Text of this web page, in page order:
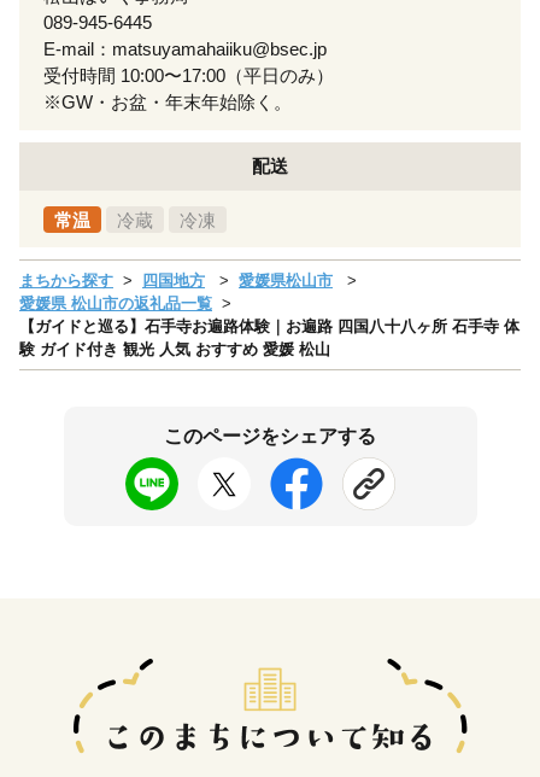
089-945-6445
E-mail：matsuyamahaiiku@bsec.jp
受付時間 10:00〜17:00（平日のみ）
※GW・お盆・年末年始除く。
配送
常温 冷蔵 冷凍
まちから探す 四国地方
愛媛県松山市
愛媛県 松山市の返礼品一覧
【ガイドと巡る】石手寺お遍路体験｜お遍路 四国八十八ヶ所 石手寺 体
験 ガイド付き 観光 人気 おすすめ 愛媛 松山
このページをシェアする